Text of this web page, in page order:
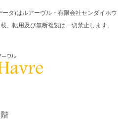
タ)はルアーヴル・有限会社センダイホウ
、転用及び無断複製は一切禁止します。